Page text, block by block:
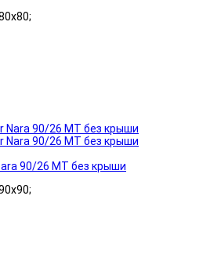
90/26 МТ без крыши